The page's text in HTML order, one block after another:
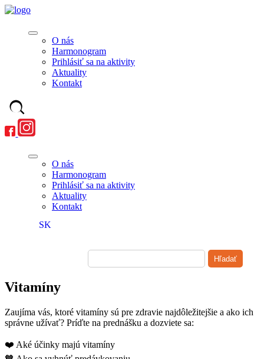
O nás
Harmonogram
Prihlásiť sa na aktivity
Aktuality
Kontakt
O nás
Harmonogram
Prihlásiť sa na aktivity
Aktuality
Kontakt
SK
Vitamíny
Zaujíma vás, ktoré vitamíny sú pre zdravie najdôležitejšie a ako ich
správne užívať? Príďte na prednášku a dozviete sa:
❤️ Aké účinky majú vitamíny